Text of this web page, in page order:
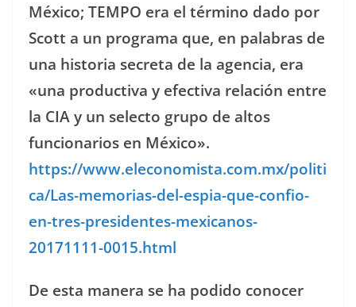
México; TEMPO era el término dado por
Scott a un programa que, en palabras de
una historia secreta de la agencia, era
«una productiva y efectiva relación entre
la CIA y un selecto grupo de altos
funcionarios en México».
https://www.eleconomista.com.mx/politi
ca/Las-memorias-del-espia-que-confio-
en-tres-presidentes-mexicanos-
20171111-0015.html
De esta manera se ha podido conocer